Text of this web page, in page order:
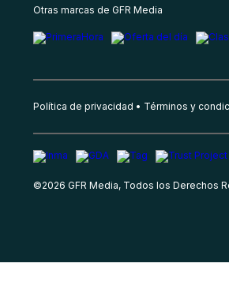
Otras marcas de GFR Media
Política de privacidad Términos y
©2026 GFR Media, Todos los Derechos